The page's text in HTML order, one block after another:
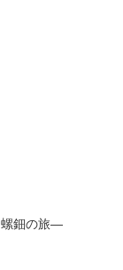
螺鈿の旅―